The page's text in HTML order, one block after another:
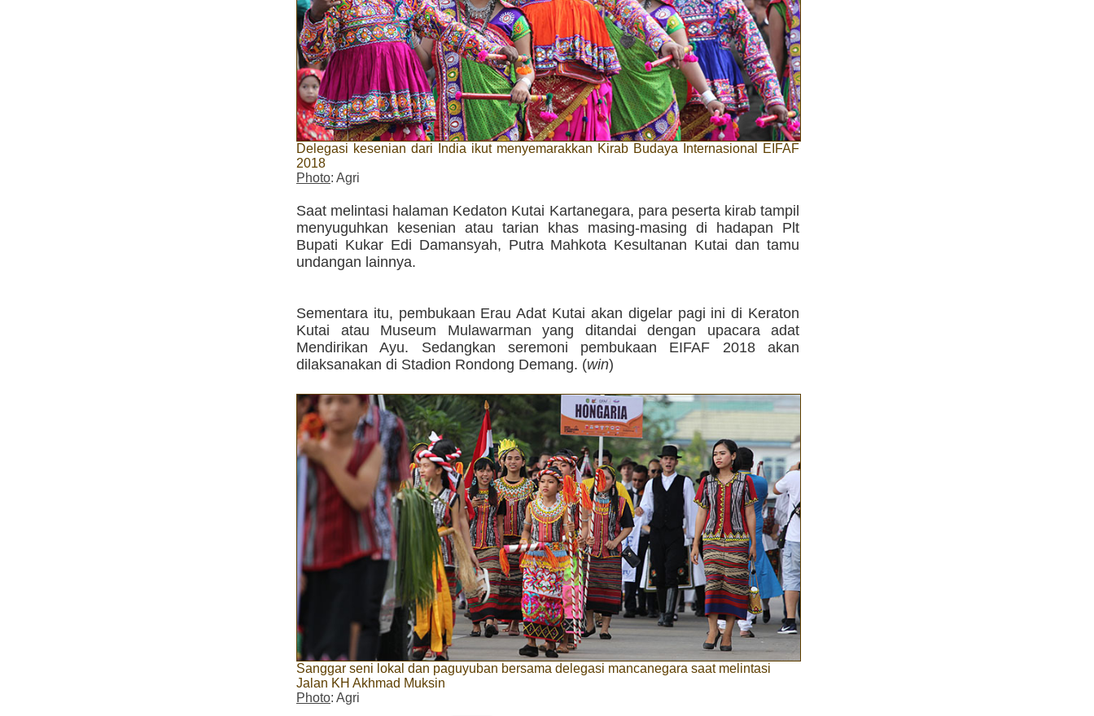
Delegasi kesenian dari India ikut menyemarakkan Kirab Budaya Internasional EIFAF
2018
Photo: Agri
Saat melintasi halaman Kedaton Kutai Kartanegara, para peserta kirab tampil
menyuguhkan kesenian atau tarian khas masing-masing di hadapan Plt
Bupati Kukar Edi Damansyah, Putra Mahkota Kesultanan Kutai dan tamu
undangan lainnya.
Sementara itu, pembukaan Erau Adat Kutai akan digelar pagi ini di Keraton
Kutai atau Museum Mulawarman yang ditandai dengan upacara adat
Mendirikan Ayu. Sedangkan seremoni pembukaan EIFAF 2018 akan
dilaksanakan di Stadion Rondong Demang. (win)
Sanggar seni lokal dan paguyuban bersama delegasi mancanegara saat melintasi
Jalan KH Akhmad Muksin
Photo: Agri